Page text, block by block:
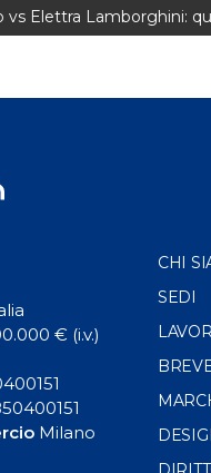
vs Elettra Lamborghini:
€ (i.v.)
Milano
CHI
SEDI